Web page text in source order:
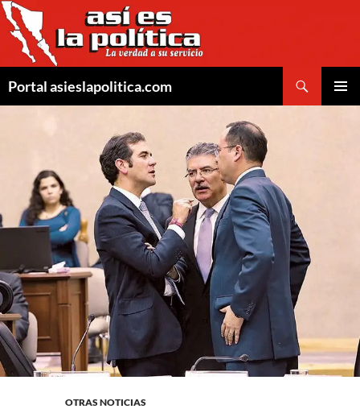
Saltar
al
contenido
Portal asieslapolitica.com
OTRAS NOTICIAS